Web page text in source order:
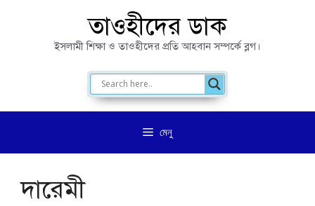
তাওহীদের ডাক
ইসলামী শিক্ষা ও তাওহীদের প্রতি আহবান সম্পর্কে ব্লগ।
মেনু
দারেমী